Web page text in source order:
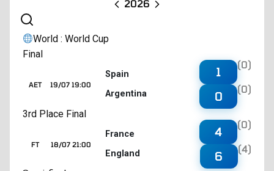
2026
World : World Cup
Final
19/07 19:00
AET
Spain
Argentina
1
(0)
0
(0)
3rd Place Final
18/07 21:00
FT
France
England
4
(0)
6
(4)